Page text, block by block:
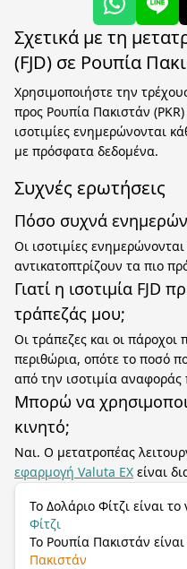
Σχετικά με τη
(FJD) σε Ρουπία
Χρησιμοποιήστε την
προς Ρουπία Πακιστάν
ισοτιμίες ενημερώνονται
με πρόσφατα δεδομένα.
Συχνές ερωτήσεις
Πόσο συχνά
Οι ισοτιμίες
αντικατοπτρίζουν τα πιο
Γιατί η ισοτιμία FJD
τράπεζάς μου;
Οι τράπεζες και οι πάροχοι
περιθώρια, οπότε το ποσό
από την ισοτιμία αναφοράς
Μπορώ να
κινητό;
Ναι. Ο μετατροπέας
εφαρμογή Valuta EX είναι
Το Δολάριο Φίτζι είναι
Φίτζι
Το Ρουπία Πακιστάν
Πακιστάν